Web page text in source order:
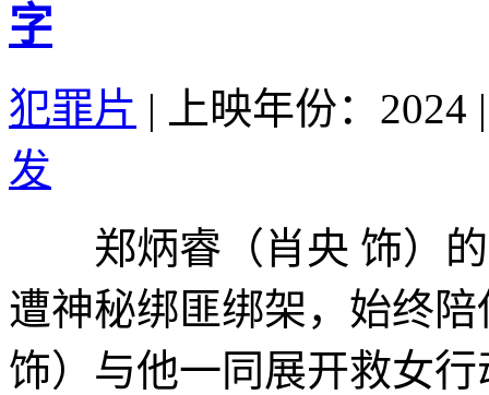
字
犯罪片 | 上映年份：2024 |
发
郑炳睿（肖央 饰）的
遭神秘绑匪绑架，始终
饰）与他一同展开救女